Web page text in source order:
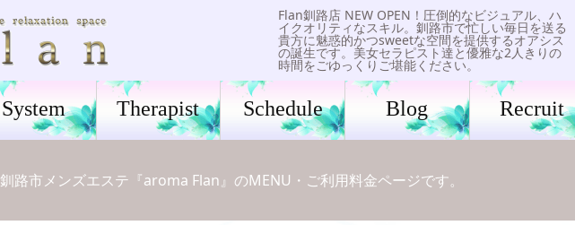
Flan釧路店 NEW OPEN！圧倒的なビジュアル、ハ
イクオリティなスキル。釧路市で忙しい毎日を送る
貴方に魅惑的かつsweetな空間を提供するオアシス
の誕生です。美女セラピスト達と優雅な2人きりの
時間をごゆっくりご堪能ください。
System Therapist Schedule Blog Recruit
釧路市メンズエステ『aroma Flan』のMENU・ご利用料金ページです。